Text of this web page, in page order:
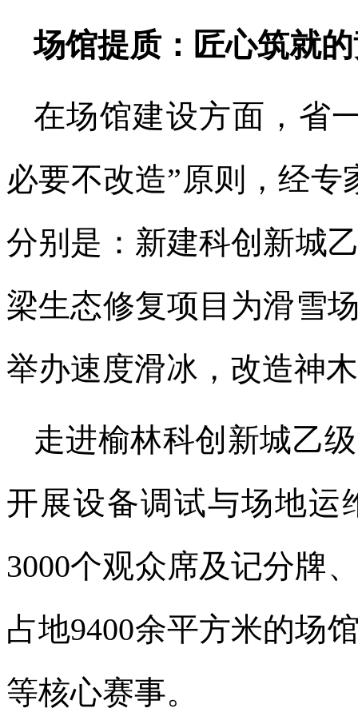
场馆提质：匠心筑就
在场馆建设方面，省
必要不改造”原则，经
分别是：新建科创新城
梁生态修复项目为滑雪
举办速度滑冰，改造神
走进榆林科创新城乙
开展设备调试与场地运
3000个观众席及记分牌
占地9400余平方米的场
等核心赛事。